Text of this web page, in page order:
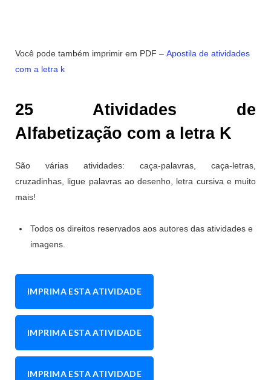
Você pode também imprimir em PDF – Apostila de atividades
com a letra k
25 Atividades de
Alfabetização com a letra K
São várias atividades: caça-palavras, caça-letras,
cruzadinhas, ligue palavras ao desenho, letra cursiva e muito
mais!
Todos os direitos reservados aos autores das atividades e
imagens.
IMPRIMA ESTA ATIVIDADE
IMPRIMA ESTA ATIVIDADE
IMPRIMA ESTA ATIVIDADE